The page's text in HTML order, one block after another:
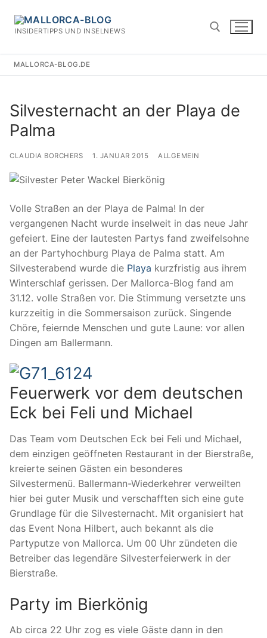
Inhalt
springen
INSIDERTIPPS UND INSELNEWS
MALLORCA-BLOG.DE
Silvesternacht an der Playa de
Palma
CLAUDIA BORCHERS 1. JANUAR 2015 ALLGEMEIN
Volle Straßen an der Playa de Palma! In der
vergangenen Nacht wurde inselweit in das neue Jahr
gefeiert. Eine der lautesten Partys fand zweifelsohne
an der Partyhochburg Playa de Palma statt. Am
Silvesterabend wurde die Playa kurzfristig aus ihrem
Winterschlaf gerissen. Der Mallorca-Blog fand am
31.12. volle Straßen vor. Die Stimmung versetzte uns
kurzzeitig in die Sommersaison zurück. Singende
Chöre, feiernde Menschen und gute Laune: vor allen
Dingen am Ballermann.
Feuerwerk vor dem deutschen
Eck bei Feli und Michael
Das Team vom Deutschen Eck bei Feli und Michael,
dem einzigen geöffneten Restaurant in der Bierstraße,
kreierte seinen Gästen ein besonderes
Silvestermenü. Ballermann-Wiederkehrer verweilten
hier bei guter Musik und verschafften sich eine gute
Grundlage für die Silvesternacht. Mit organisiert hat
das Event Nona Hilbert, auch bekannt als die
Partyputze von Mallorca. Um 00 Uhr zündeten die
Betreiber das legendäre Silvesterfeierwerk in der
Bierstraße.
Party im Bierkönig
Ab circa 22 Uhr zog es viele Gäste dann in den